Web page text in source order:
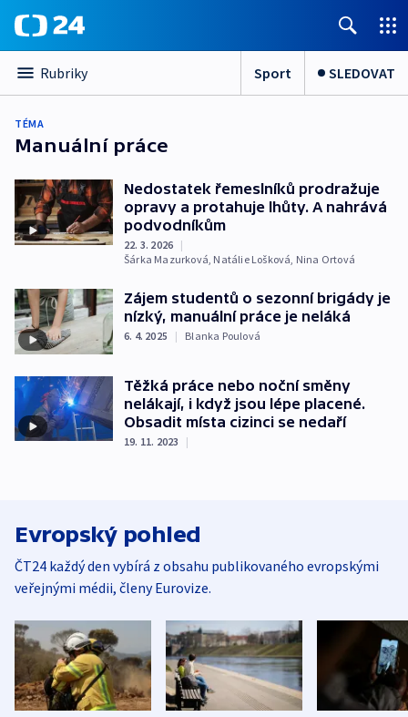
Rubriky Sport SLEDOVAT
TÉMA
Manuální práce
Nedostatek řemeslníků prodražuje
opravy a protahuje lhůty. A nahrává
podvodníkům
22. 3. 2026 |
Šárka Mazurková, Natálie Lošková, Nina Ortová
Zájem studentů o sezonní brigády je
nízký, manuální práce je neláká
6. 4. 2025 | Blanka Poulová
Těžká práce nebo noční směny
nelákají, i když jsou lépe placené.
Obsadit místa cizinci se nedaří
19. 11. 2023 |
Evropský pohled
ČT24 každý den vybírá z obsahu publikovaného evropskými
veřejnými médii, členy Eurovize.